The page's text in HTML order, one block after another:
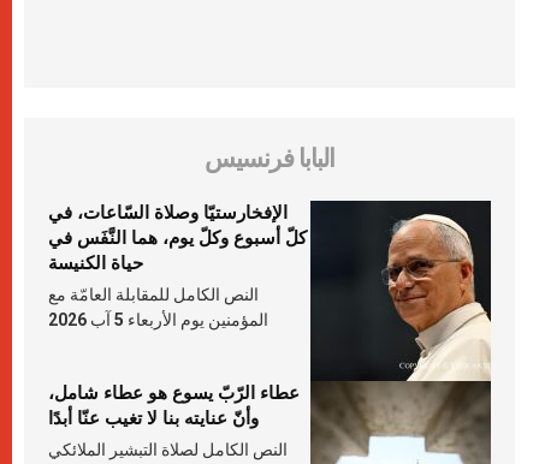
البابا فرنسيس
الإفخارستيّا وصلاة السّاعات، في
كلّ أسبوع وكلّ يوم، هما النَّفَس في
حياة الكنيسة
النص الكامل للمقابلة العامّة مع
المؤمنين يوم الأربعاء 5 آب 2026
عطاء الرّبّ يسوع هو عطاء شامل،
وأنّ عنايته بنا لا تغيب عنّا أبدًا
النص الكامل لصلاة التبشير الملائكي